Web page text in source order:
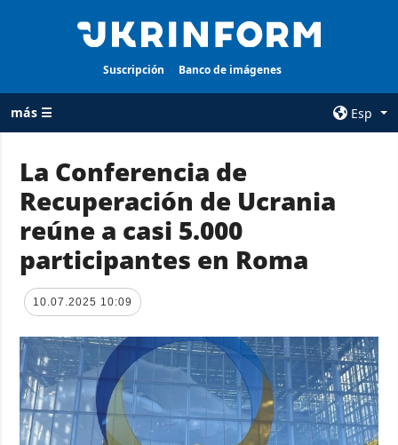
Suscripción Banco de imágenes
más ☰
Esp
TODAS LAS
CATEGORÍAS
Guerra
Reconstrucción
de Ucrania
Política
Economía
Defensa
Sociedad y
Cultura
AGENCIA
sobre la agencia
contacto
Política de
privacidad y
protección de
datos personales
La Conferencia de
Recuperación de Ucrania
reúne a casi 5.000
participantes en Roma
10.07.2025 10:09